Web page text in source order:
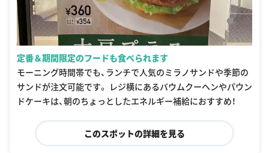
定番＆期間限定のフードも食べられます
モーニング時間帯でも、ランチで人気のミラノサンドや季節の
サンドが注文可能です。 レジ横にあるバウムクーヘンやパウン
ドケーキは、朝のちょっとしたエネルギー補給におすすめ！
このスポットの詳細を見る